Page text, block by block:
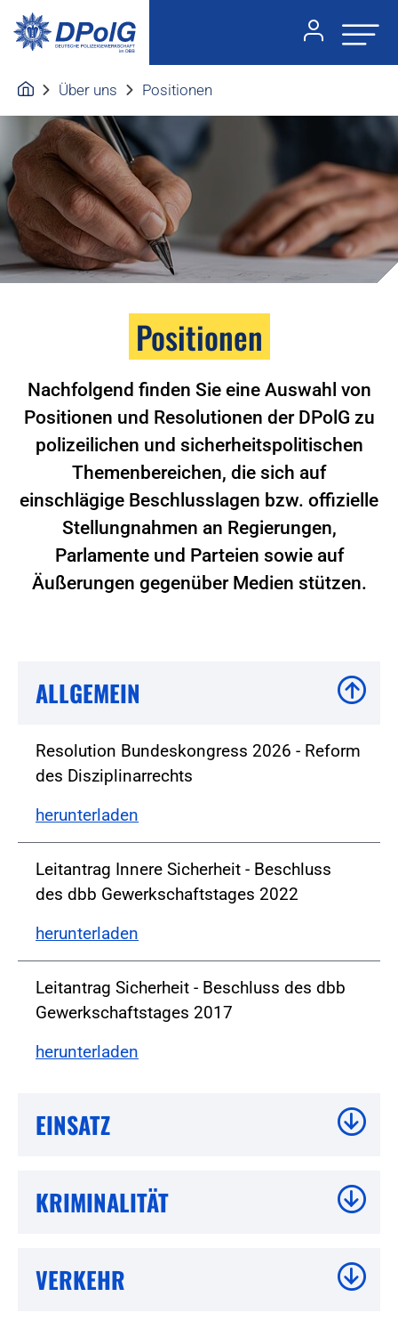
Über uns Positionen
Positionen
Nachfolgend finden Sie eine Auswahl von
Positionen und Resolutionen der DPolG zu
polizeilichen und sicherheitspolitischen
Themenbereichen, die sich auf
einschlägige Beschlusslagen bzw. offizielle
Stellungnahmen an Regierungen,
Parlamente und Parteien sowie auf
Äußerungen gegenüber Medien stützen.
ALLGEMEIN
Resolution Bundeskongress 2026 - Reform
des Disziplinarrechts
herunterladen
Leitantrag Innere Sicherheit - Beschluss
des dbb Gewerkschaftstages 2022
herunterladen
Leitantrag Sicherheit - Beschluss des dbb
Gewerkschaftstages 2017
herunterladen
EINSATZ
KRIMINALITÄT
VERKEHR